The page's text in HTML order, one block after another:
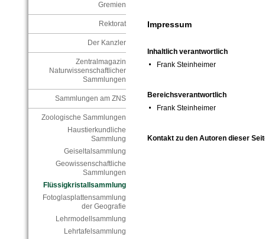
Gremien
Rektorat
Der Kanzler
Zentralmagazin
Naturwissenschaftlicher
Sammlungen
Sammlungen am ZNS
Zoologische Sammlungen
Haustierkundliche
Sammlung
Geiseltalsammlung
Geowissenschaftliche
Sammlungen
Flüssigkristallsammlung
Fotoglasplattensammlung
der Geografie
Lehrmodellsammlung
Lehrtafelsammlung
Impressum
Inhaltlich verantwortlich
Frank Steinheimer
Bereichsverantwortlich
Frank Steinheimer
Kontakt zu den Autoren dieser